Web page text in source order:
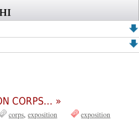
CORPS… »
corps exposition exposition